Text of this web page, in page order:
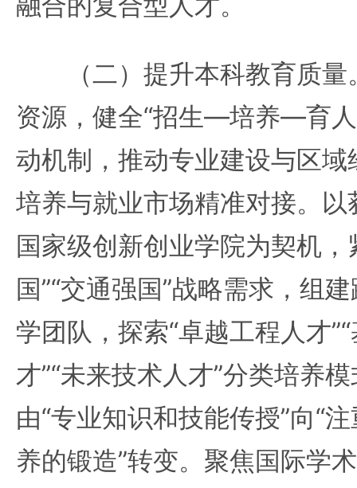
（二）提升本科教育质量
资源，健全“招生—培养—育
动机制，推动专业建设与区
培养与就业市场精准对接。
国家级创新创业学院为契机，
国”“交通强国”战略需求，组
学团队，探索“卓越工程人才
才”“未来技术人才”分类培养
由“专业知识和技能传授”向“
养的锻造”转变。聚焦国际学